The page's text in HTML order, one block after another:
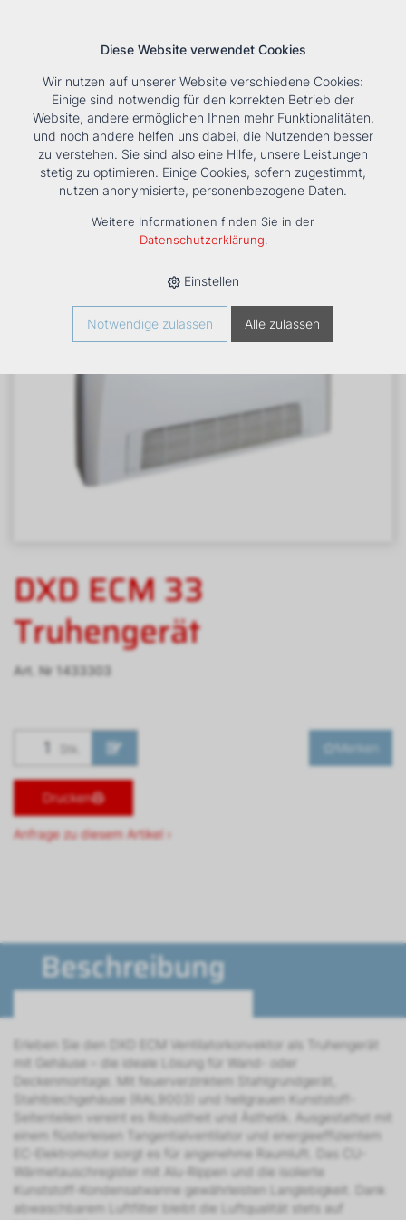
Tools Unternehmen Karriere KontaktSuche
HOME › PRODUKTE › KÄLTE/KLIMA › FANCOILS › DXD ECM 33
TRUHENGERÄT
DXD ECM 33
Truhengerät
Art. Nr 1433303
Stk. Merken
Drucken
Anfrage zu diesem Artikel ›
Beschreibung
Erleben Sie den DXD ECM Ventilatorkonvektor als Truhengerät
mit Gehäuse – die ideale Lösung für Wand- oder
Deckenmontage. Mit feuerverzinktem Stahlgrundgerät,
Stahlblechgehäuse (RAL9003) und hellgrauen Kunststoff-
Seitenteilen vereint es Robustheit und Ästhetik. Ausgestattet mit
einem flüsterleisen Tangentialventilator und energieeffizientem
EC-Elektromotor sorgt es für angenehme Raumluft. Das CU-
Wärmetauschregister mit Alu-Rippen und die isolierte
Kunststoff-Kondensatwanne gewährleisten Langlebigkeit. Dank
abwaschbarem Luftfilter bleibt die Luftqualität stets auf
Diese Website verwendet Cookies
Wir nutzen auf unserer Website verschiedene Cookies:
Einige sind notwendig für den korrekten Betrieb der
Website, andere ermöglichen Ihnen mehr Funktionalitäten,
und noch andere helfen uns dabei, die Nutzenden besser
zu verstehen. Sie sind also eine Hilfe, unsere Leistungen
stetig zu optimieren. Einige Cookies, sofern zugestimmt,
nutzen anonymisierte, personenbezogene Daten.
Weitere Informationen finden Sie in der
Datenschutzerklärung.
Einstellen
Notwendige zulassen Alle zulassen